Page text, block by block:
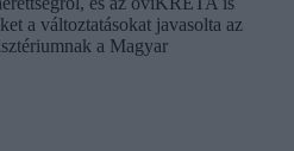
a változtatásokat javasolta az
a Magyar